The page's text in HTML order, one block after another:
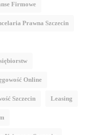
Firmowe
Prawna Szczecin
Online
Szczecin Leasing